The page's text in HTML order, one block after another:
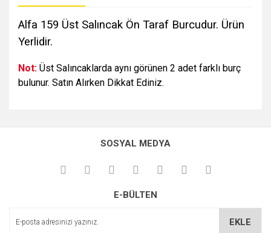
Alfa 159 Üst Salıncak Ön Taraf Burcudur. Ürün
Yerlidir.
Not: Üst Salıncaklarda aynı görünen 2 adet farklı burç
bulunur. Satın Alırken Dikkat Ediniz.
kullanarak tarafımıza iletebilirsiniz.
Görüş ve önerileriniz için teşekkür ederiz.
Ürün açıklamasında eksik bilgiler bulunuyor.
SOSYAL MEDYA
E-BÜLTEN
EKLE